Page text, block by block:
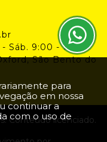
Sáb. 9:00 - 14:00
São Bento do
Conteúdo licenciado.
para
em nossa
continuar a
com o uso de